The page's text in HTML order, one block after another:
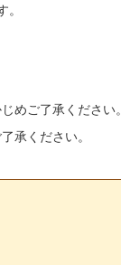
めご了承ください。
承ください。